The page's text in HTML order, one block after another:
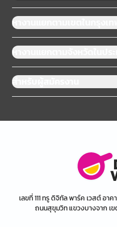
หางานแยกตามเขตในกรุงเท
หางานแยกตามจังหวัดในประเ
สำหรับผู้สมัครงาน
เลขที่ 111 ทรู ดิจิทัล พาร์ค เวสต์ อา
ถนนสุขุมวิท แขวงบางจาก เ